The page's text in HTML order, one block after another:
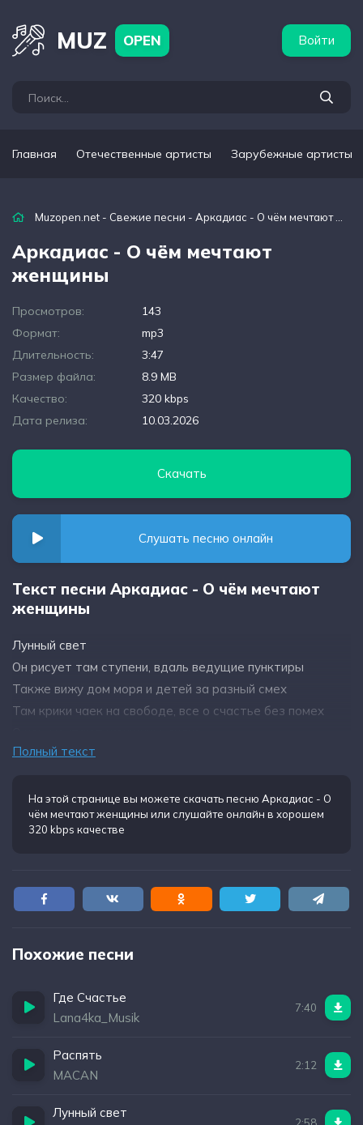
MUZ OPEN Войти
Главная Отечественные артисты Зарубежные артисты
Muzopen.net - Свежие песни - Аркадиас - О чём мечтают женщины
Аркадиас - О чём мечтают
женщины
Просмотров:
143
Формат:
mp3
Длительность:
3:47
Размер файла:
8.9 MB
Качество:
320 kbps
Дата релиза:
10.03.2026
Скачать
Слушать песню онлайн
Текст песни Аркадиас - О чём мечтают
женщины
Лунный свет
Он рисует там ступени, вдаль ведущие пунктиры
Также вижу дом моря и детей за разный смех
Там крики чаек на свободе, все о счастье без помех
Полный текст
На этой странице вы можете скачать песню Аркадиас - О
чём мечтают женщины или слушайте онлайн в хорошем
320 kbps качестве
Похожие песни
Где Счастье
Lana4ka_Musik
7:40
Распять
MACAN
2:12
Лунный свет
артисты Популярные подборки